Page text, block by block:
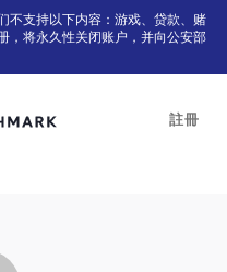
不支持以下内容：游戏、贷款、赌
，将永久性关闭账户，并向公安部
註冊